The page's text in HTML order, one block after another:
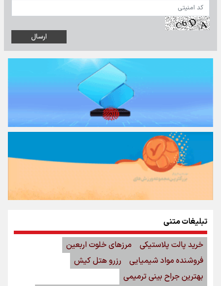
تبلیغات متنی
خرید پالت پلاستیکی
مرزهای خلوت اربعین
فروشنده مواد شیمیایی
رزرو هتل کیش
بهترین جراح بینی ترمیمی